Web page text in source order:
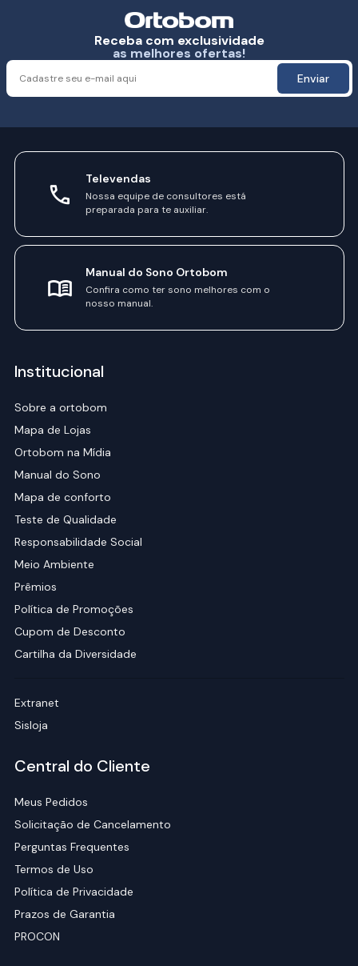
Receba com exclusividade
as melhores ofertas!
Enviar
Televendas
Nossa equipe de consultores está
preparada para te auxiliar.
Manual do Sono Ortobom
Confira como ter sono melhores com o
nosso manual.
Institucional
Sobre a ortobom
Mapa de Lojas
Ortobom na Mídia
Manual do Sono
Mapa de conforto
Teste de Qualidade
Responsabilidade Social
Meio Ambiente
Prêmios
Política de Promoções
Cupom de Desconto
Cartilha da Diversidade
Extranet
Sisloja
Central do Cliente
Meus Pedidos
Solicitação de Cancelamento
Perguntas Frequentes
Termos de Uso
Política de Privacidade
Prazos de Garantia
PROCON